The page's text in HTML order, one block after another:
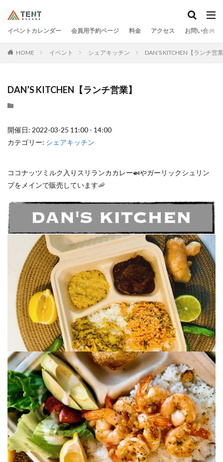
イベントカレンダー 会員用予約ページ 料金 アクセス お問い合わせ
HOME イベント シェアキッチン DAN’S KITCHEN【ランチ営
DAN’S KITCHEN【ランチ営業】
開催日: 2022-03-25 11:00 - 14:00
カテゴリー: シェアキッチン
ココナッツミルク入りスリランカカレー🍛やガーリックシュリン
プをメインで販売しています🦐